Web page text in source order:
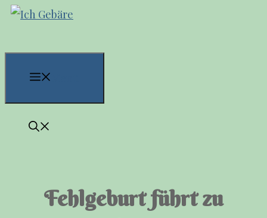
Zum
springen
Fehlgeburt führt zu